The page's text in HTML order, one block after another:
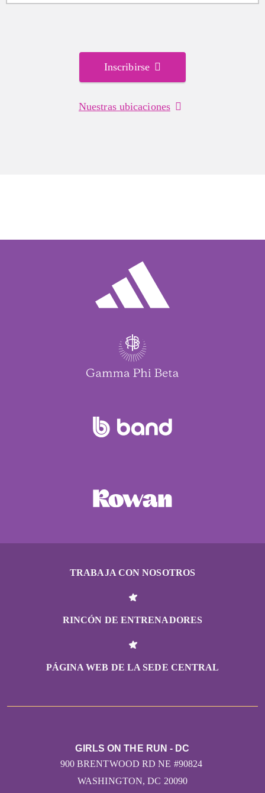
Inscribirse
Nuestras ubicaciones
TRABAJA CON NOSOTROS
RINCÓN DE ENTRENADORES
PÁGINA WEB DE LA SEDE CENTRAL
GIRLS ON THE RUN - DC
900 BRENTWOOD RD NE #90824
WASHINGTON, DC 20090